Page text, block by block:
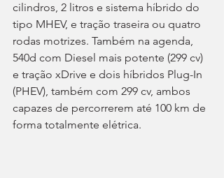
cilindros, 2 litros e sistema híbrido do
tipo MHEV, e tração traseira ou quatro
rodas motrizes. Também na agenda,
540d com Diesel mais potente (299 cv)
e tração xDrive e dois híbridos Plug-In
(PHEV), também com 299 cv, ambos
capazes de percorrerem até 100 km de
forma totalmente elétrica.